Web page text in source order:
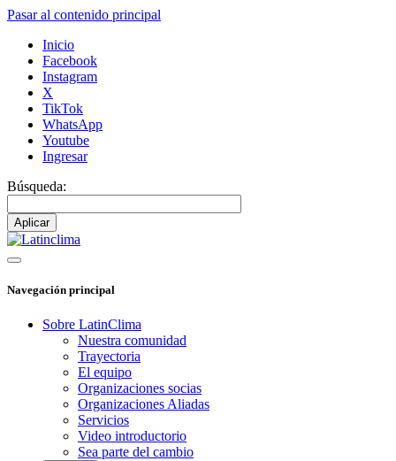
Pasar al contenido principal
Inicio
Facebook
Instagram
X
TikTok
WhatsApp
Youtube
Ingresar
Búsqueda:
Navegación principal
Sobre LatinClima
Nuestra comunidad
Trayectoria
El equipo
Organizaciones socias
Organizaciones Aliadas
Servicios
Video introductorio
Sea parte del cambio